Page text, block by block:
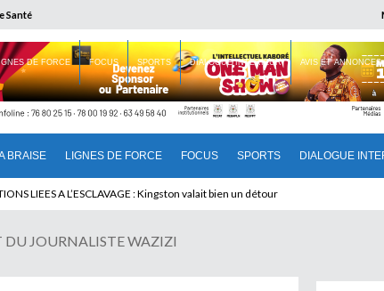
Santé
BRAISE LIGNES DE FORCE FOCUS SPORTS DIALOGUE
DE FORCE FOCUS SPORTS DIALOGUE INTERIEUR AVIS ET ANNONCES
: Quand Patrice quitte le pouvoir sans partir !
DU JOURNALISTE WAZIZI